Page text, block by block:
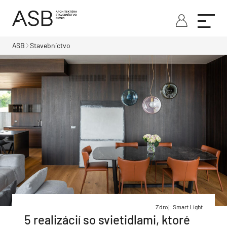
ASB Stavebníctvo
Zdroj: Smart Light
5 realizácií so svietidlami, ktoré